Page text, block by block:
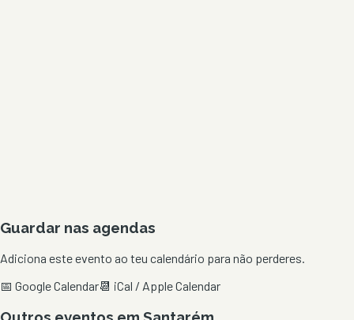
Guardar nas agendas
Adiciona este evento ao teu calendário para não perderes.
📅 Google Calendar📆 iCal / Apple Calendar